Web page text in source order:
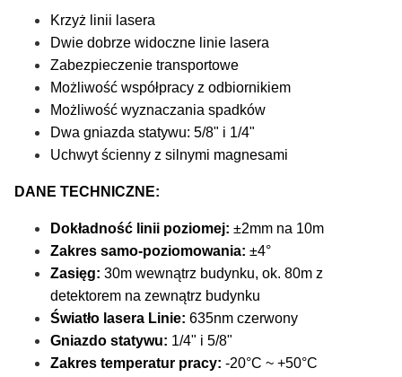
Krzyż linii lasera
Dwie dobrze widoczne linie lasera
Zabezpieczenie transportowe
Możliwość współpracy z odbiornikiem
Możliwość wyznaczania spadków
Dwa gniazda statywu: 5/8" i 1/4"
Uchwyt ścienny z silnymi magnesami
DANE TECHNICZNE:
Dokładność linii poziomej: ±2mm na 10m
Zakres samo-poziomowania: ±4°
Zasięg: 30m wewnątrz budynku, ok. 80m z
detektorem na zewnątrz budynku
Światło lasera Linie: 635nm czerwony
Gniazdo statywu: 1/4" i 5/8"
Zakres temperatur pracy: -20°C ~ +50°C